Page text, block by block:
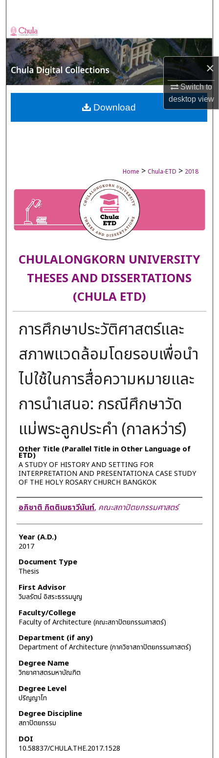
×
Switch to
desktopview
Browse Collections
My Account
About
Digital Commons Network™
Home > Chula-ETD > 2018
CHULALONGKORN UNIVERSITY
THESES AND DISSERTATIONS
(CHULA ETD)
การศึกษาประวัติศาสตร์และ
สภาพแวดล้อมโดยรอบเพื่อนำ
ไปใช้ในการสื่อความหมายและ
การนำเสนอ: กรณีศึกษาวัด
แม่พระลูกประคำ (กาลหว่าร์)
Other Title (Parallel Title in Other Language of
ETD)
A STUDY OF HISTORY AND SETTING FOR
INTERPRETATION AND PRESENTATION:A CASE STUDY
OF THE HOLY ROSARY CHURCH BANGKOK
Author
อภิชาติ กิตติเมธาวีนันท์, คณะสถาปัตยกรรมศาสตร์
Year (A.D.)
2017
Document Type
Thesis
First Advisor
วิมลรัตน์ อิสระธรรมนูญ
Faculty/College
Faculty of Architecture (คณะสถาปัตยกรรมศาสตร์)
Department (if any)
Department of Architecture (ภาควิชาสถาปัตยกรรมศาสตร์)
Degree Name
วิทยาศาสตรมหาบัณฑิต
Degree Level
ปริญญาโท
Degree Discipline
สถาปัตยกรรม
DOI
10.58837/CHULA.THE.2017.1528
Download